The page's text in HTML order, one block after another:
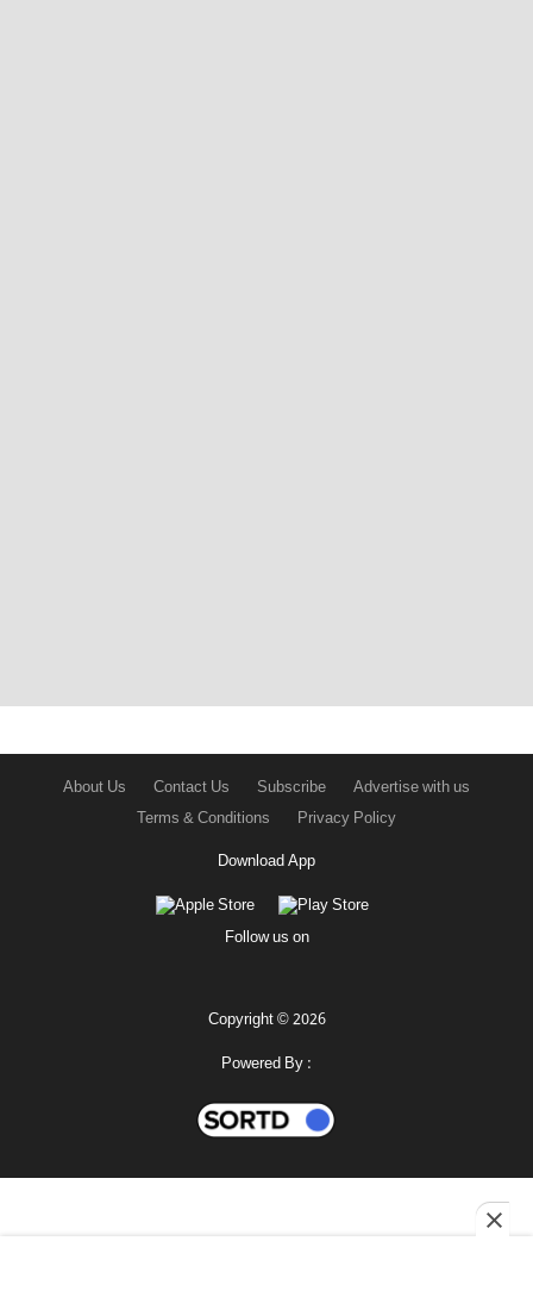
About Us Contact Us Subscribe
Advertise with us
Terms & Conditions
Privacy Policy
Download App
Follow us on
Copyright © 2026
Powered By :